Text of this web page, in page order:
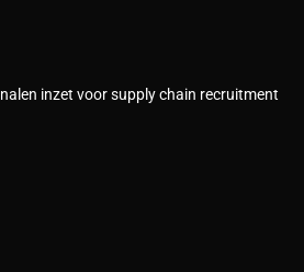
inzet voor supply chain recruitment